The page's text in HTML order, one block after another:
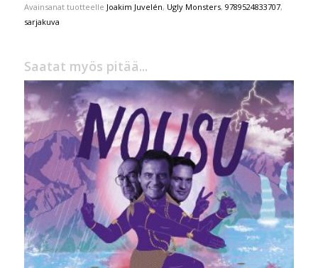
Avainsanat tuotteelle Joakim Juvelén, Ugly Monsters, 9789524833707,
sarjakuva
Saatat myös pitää...